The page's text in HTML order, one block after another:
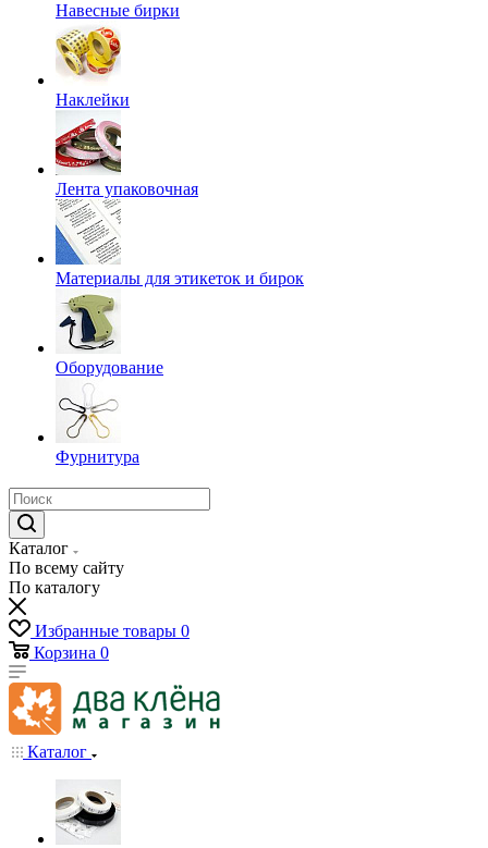
Навесные бирки
Наклейки
Лента упаковочная
Материалы для этикеток и бирок
Оборудование
Фурнитура
Каталог
По всему сайту
По каталогу
Избранные товары 0
Корзина 0
Каталог